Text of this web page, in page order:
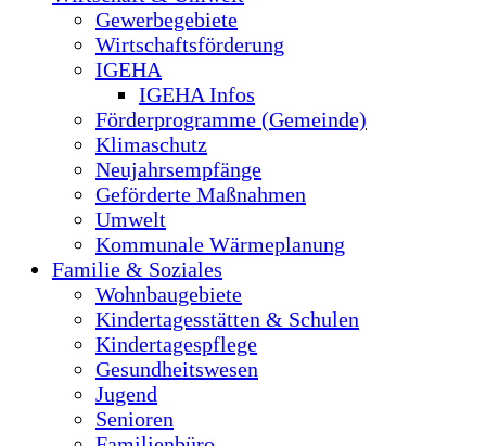
Gewerbegebiete
Wirtschaftsförderung
IGEHA
IGEHA Infos
Förderprogramme (Gemeinde)
Klimaschutz
Neujahrsempfänge
Geförderte Maßnahmen
Umwelt
Kommunale Wärmeplanung
Familie & Soziales
Wohnbaugebiete
Kindertagesstätten & Schulen
Kindertagespflege
Gesundheitswesen
Jugend
Senioren